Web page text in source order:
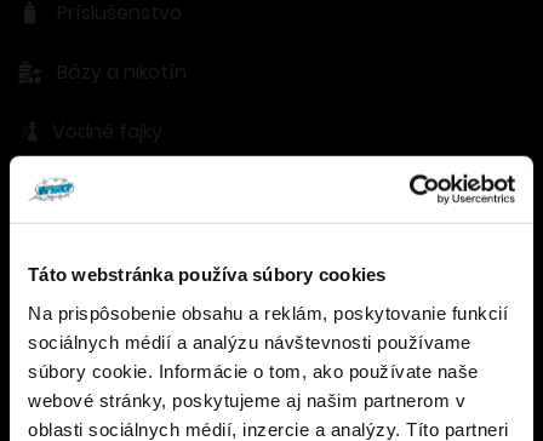
Táto webstránka používa súbory cookies
Na prispôsobenie obsahu a reklám, poskytovanie funkcií
sociálnych médií a analýzu návštevnosti používame
súbory cookie. Informácie o tom, ako používate naše
webové stránky, poskytujeme aj našim partnerom v
oblasti sociálnych médií, inzercie a analýzy. Títo partneri
Príslušenstvo
Bázy a nikotín
Vodné fajky
DÔLEŽITÉ ODKAZY
Wishlist
Vernostný program
Naše predajne
Blog
Kontakty
Overenie veku
Musíte mať aspoň18rokov pre vstup.